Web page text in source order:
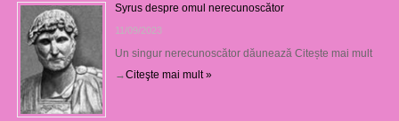
Syrus despre omul nerecunoscător
11/09/2023
Un singur nerecunoscător dăunează Citește mai mult
→Citeşte mai mult »